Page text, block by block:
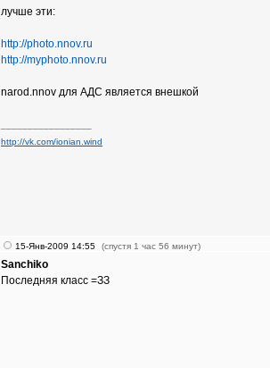
лучше эти:
http://photo.nnov.ru
http://myphoto.nnov.ru
narod.nnov для АДС является внешкой
http://vk.com/ionian.wind
15-Янв-2009 14:55 (спустя 1 час 56 минут)
Sanchiko
Последняя класс =ЗЗ